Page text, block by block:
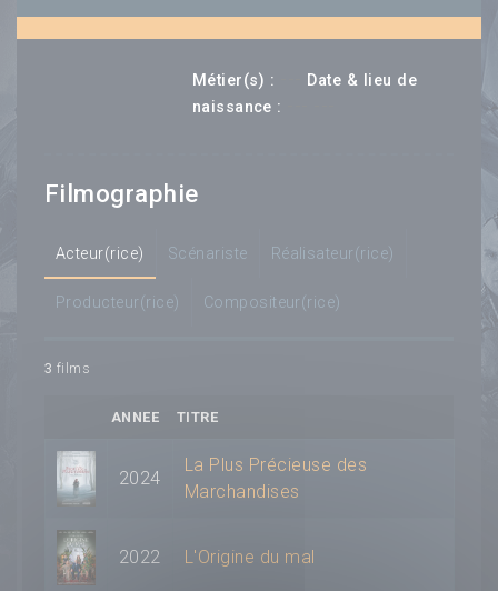
Métier(s) :
Date & lieu de
naissance :
Filmographie
Acteur(rice) Scénariste Réalisateur(rice)
Producteur(rice) Compositeur(rice)
3 films
ANNEE TITRE
2024
La Plus Précieuse des
Marchandises
2022 L'Origine du mal